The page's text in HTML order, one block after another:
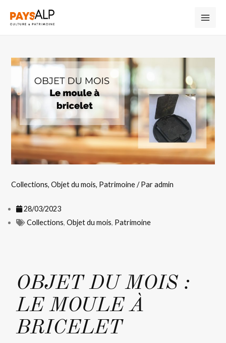
Collections,Objet du mois, Patrimoine/ Paradmin
28/03/2023
Collections,Objet du mois, Patrimoine
OBJET DU MOIS :
LE MOULE À
BRICELET